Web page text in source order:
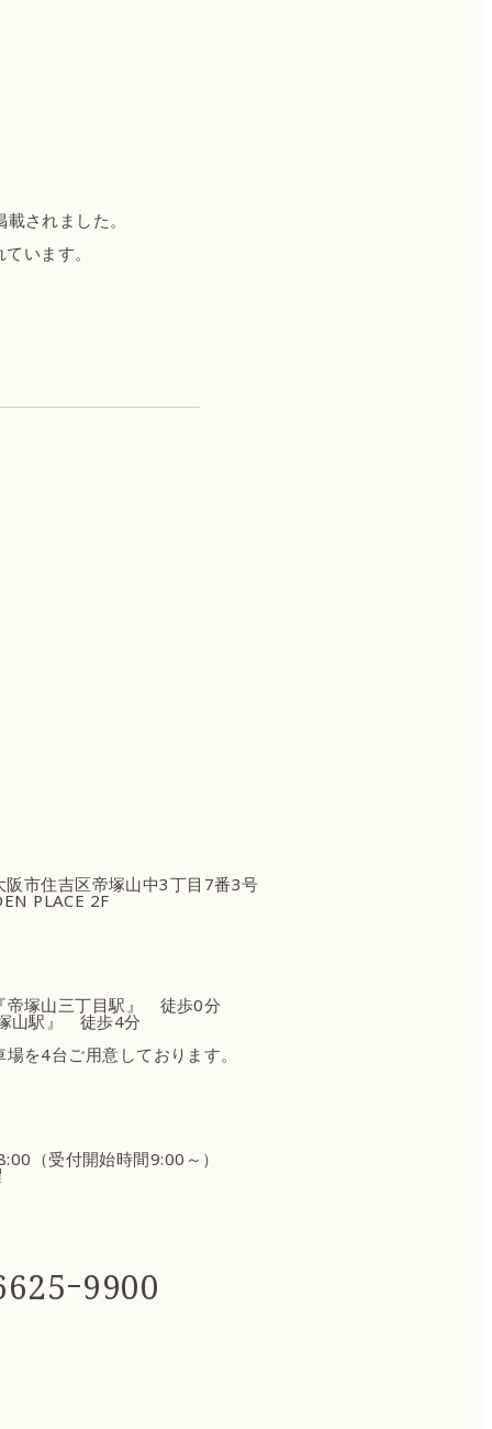
されました。
います。
市住吉区帝塚山中3丁目7番3号
PLACE 2F
帝塚山三丁目駅』 徒歩0分
山駅』 徒歩4分
を4台ご用意しております。
（受付開始時間9:00～）
ｰ9900